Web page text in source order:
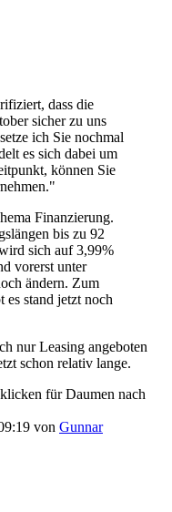
dass die
sicher zu uns
ich Sie nochmal
es sich dabei um
können Sie
Finanzierung.
bis zu 92
sich auf 3,99%
vorerst unter
ändern. Zum
stand jetzt noch
nur Leasing angeboten
schon relativ lange.
für Daumen nach
von Gunnar